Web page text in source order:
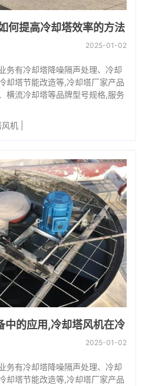
何提高冷却塔效率的方法
2025-01-02
务有冷却塔降噪隔声处理、冷却
却塔节能改造等,冷却塔厂家产品
横流冷却塔等品牌型号规格,服务
风机
中的应用,冷却塔风机在冷
2025-01-02
务有冷却塔降噪隔声处理、冷却
却塔节能改造等,冷却塔厂家产品